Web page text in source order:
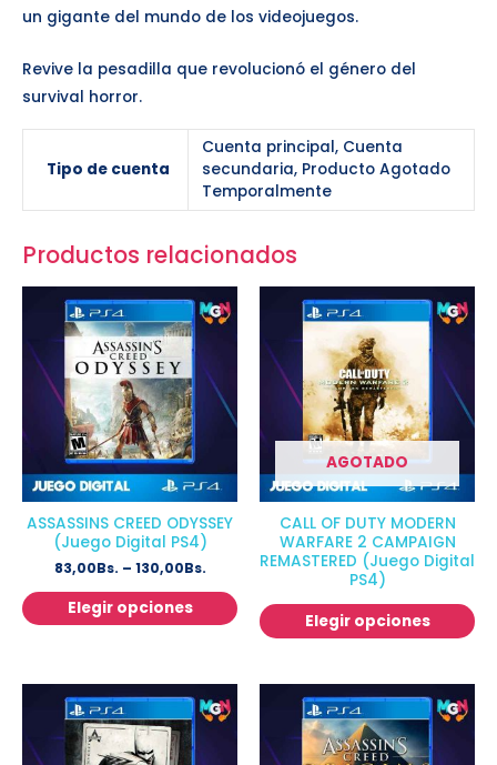
un gigante del mundo de los videojuegos.
Revive la pesadilla que revolucionó el género del
survival horror.
Tipo de cuenta
Cuenta principal, Cuenta
secundaria, Producto Agotado
Temporalmente
Productos relacionados
ASSASSINS CREED ODYSSEY
(Juego Digital PS4)
83,00Bs. – 130,00Bs.
Elegir opciones
AGOTADO
CALL OF DUTY MODERN
WARFARE 2 CAMPAIGN
REMASTERED (Juego Digital
PS4)
Elegir opciones